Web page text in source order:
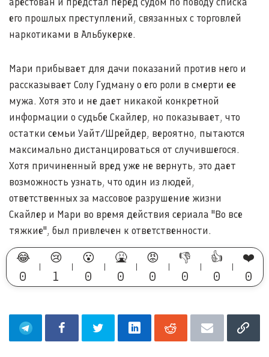
его прошлых преступлений, связанных с торговлей
наркотиками в Альбукерке.
Мари прибывает для дачи показаний против него и
рассказывает Солу Гудману о его роли в смерти ее
мужа. Хотя это и не дает никакой конкретной
информации о судьбе Скайлер, но показывает, что
остатки семьи Уайт/Шрейдер, вероятно, пытаются
максимально дистанцироваться от случившегося.
Хотя причиненный вред уже не вернуть, это дает
возможность узнать, что один из людей,
ответственных за массовое разрушение жизни
Скайлер и Мари во время действия сериала "Во все
тяжкие", был привлечен к ответственности.
😂
0
😢
1
😮
0
🤮
0
😡
0
👎
0
👍
0
❤️
0